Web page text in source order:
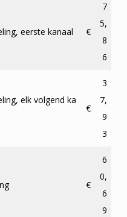
eerste kanaal €
7
5,
8
6
elk volgend ka
€
3
7,
9
3
€
6
0,
6
9